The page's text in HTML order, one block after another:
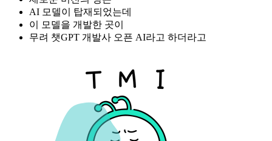
AI 모델이 탑재되었는데
이 모델을 개발한 곳이
무려 챗GPT 개발사 오픈 AI라고 하더라고